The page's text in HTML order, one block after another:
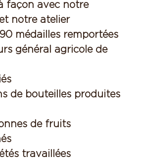
façon avec notre
notre atelier
médailles remportées
général agricole de
de bouteilles produites
de fruits
travaillées